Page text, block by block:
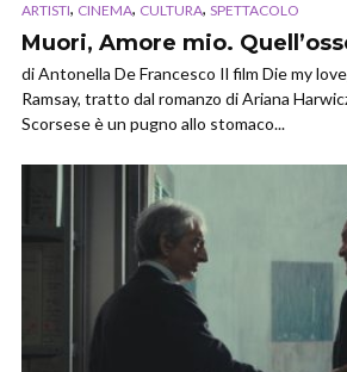
ARTISTI, CINEMA, CULTURA, SPETTACOLO
Muori, Amore mio.
di Antonella De Francesco Il film Die my
Ramsay, tratto dal romanzo di Ariana
Scorsese è un pugno allo stomaco...